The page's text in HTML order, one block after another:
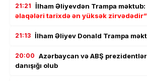
21:21 İlham Əliyevdən Trampa məktub:
əlaqələri tarixdə ən yüksək zirvədədir”
21:13 İlham Əliyev Donald Trampa
20:00 Azərbaycan və ABŞ
danışığı olub